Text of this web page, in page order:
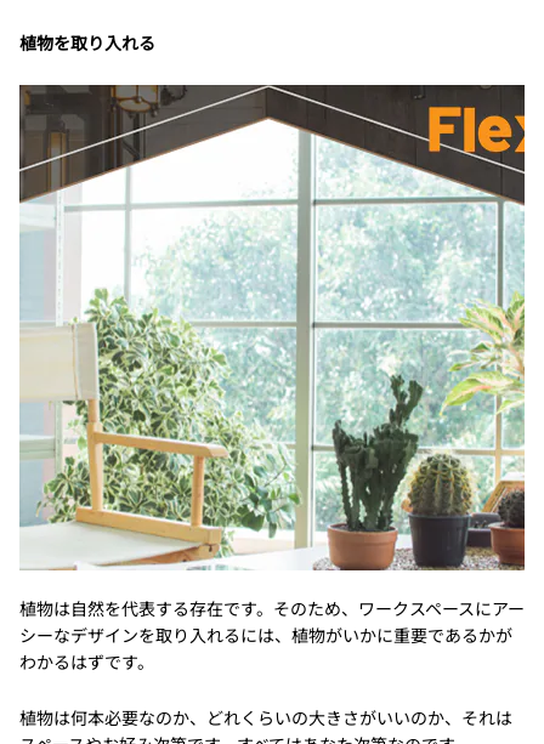
植物を取り入れる
植物は自然を代表する存在です。そのため、ワークスペースにアー
シーなデザインを取り入れるには、植物がいかに重要であるかが
わかるはずです。
植物は何本必要なのか、どれくらいの大きさがいいのか、それは